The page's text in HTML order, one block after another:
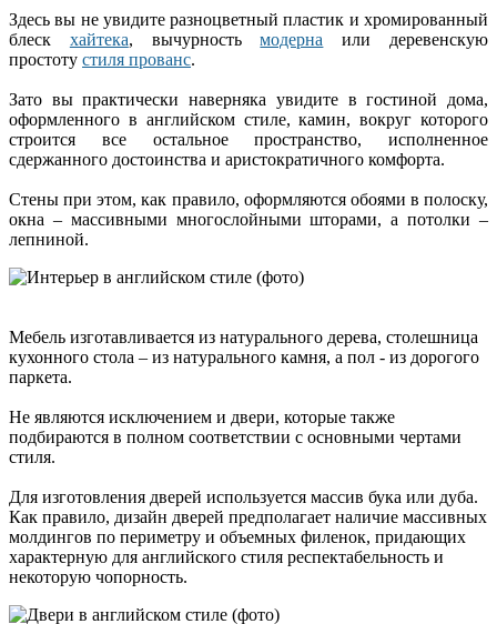
Здесь вы не увидите разноцветный пластик и хромированный
блеск хайтека, вычурностьмодерна или деревенскую
простоту стиля прованс.
Зато вы практически наверняка увидите в гостиной дома,
оформленного в английском стиле, камин, вокруг которого
строится все остальное пространство, исполненное
сдержанного достоинства и аристократичного комфорта.
Стены при этом, как правило, оформляются обоями в полоску,
окна – массивными многослойными шторами, а потолки –
лепниной.
Мебель изготавливается из натурального дерева, столешница
кухонного стола – из натурального камня, а пол - из дорогого
паркета.
Не являются исключением и двери, которые также
подбираются в полном соответствии с основными чертами
стиля.
Для изготовления дверей используется массив бука или дуба.
Как правило, дизайн дверей предполагает наличие массивных
молдингов по периметру и объемных филенок, придающих
характерную для английского стиля респектабельность и
некоторую чопорность.